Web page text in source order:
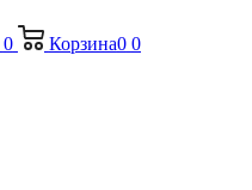
0 Корзина0 0